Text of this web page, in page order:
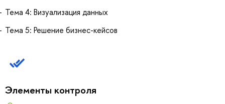
Тема 4: Визуализация данных
Тема 5: Решение бизнес-кейсов
Элементы контроля